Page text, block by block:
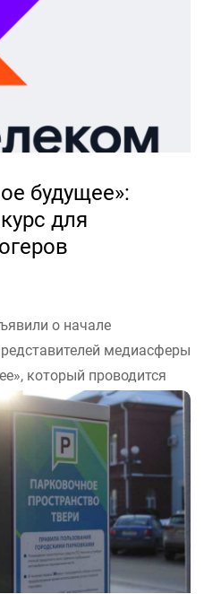
по одноименному
Николая
будущее»:
для
о начале
медиасферы
который проводится
журналисты и
и трендах в ИТ-сфере.